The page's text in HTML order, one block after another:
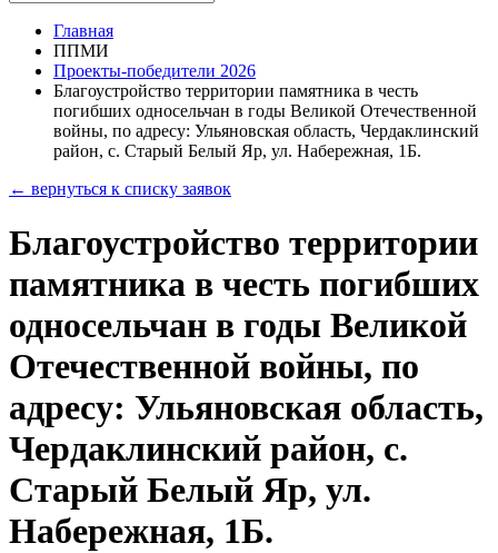
Главная
ППМИ
Проекты-победители 2026
Благоустройство территории памятника в честь
погибших односельчан в годы Великой Отечественной
войны, по адресу: Ульяновская область, Чердаклинский
район, с. Старый Белый Яр, ул. Набережная, 1Б.
← вернуться к списку заявок
Благоустройство территории
памятника в честь погибших
односельчан в годы Великой
Отечественной войны, по
адресу: Ульяновская область,
Чердаклинский район, с.
Старый Белый Яр, ул.
Набережная, 1Б.